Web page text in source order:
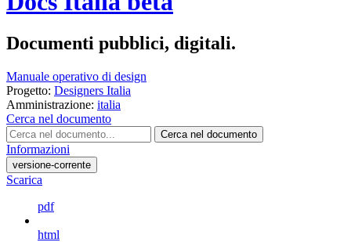
Documenti pubblici, digitali.
Manuale operativo di design
Progetto: Designers Italia
Amministrazione: italia
Cerca nel documento
Cerca nel documento
Informazioni
versione-corrente
Scarica
pdf
html